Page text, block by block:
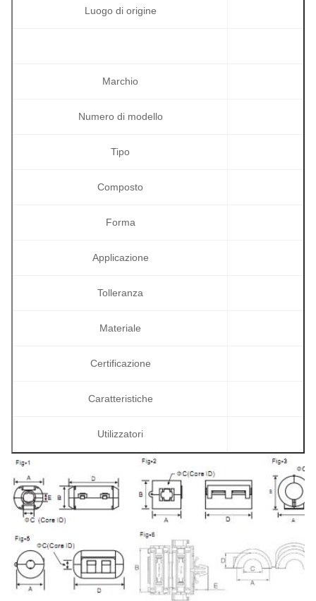
Luogo di origine
Marchio
Numero di modello
Tipo
Composto
Forma
Applicazione
Tolleranza
Materiale
Certificazione
Caratteristiche
Utilizzatori